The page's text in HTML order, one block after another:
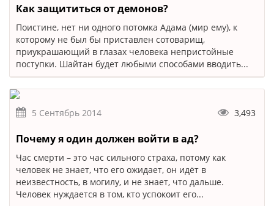
Как защититься от демонов?
Поистине, нет ни одного потомка Адама (мир ему), к
которому не был бы приставлен сотоварищ,
приукрашающий в глазах человека непристойные
поступки. Шайтан будет любыми способами вводить...
5 Сентябрь 2014 3,493
Почему я один должен войти в ад?
Час смерти – это час сильного страха, потому как
человек не знает, что его ожидает, он идёт в
неизвестность, в могилу, и не знает, что дальше.
Человек нуждается в том, кто успокоит его...